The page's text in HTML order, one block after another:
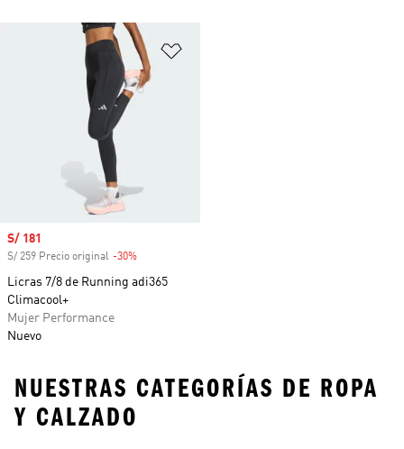
Precio de venta
S/ 181
S/ 259 Precio original -30%
Licras 7/8 de Running adi365
Climacool+
Mujer Performance
Nuevo
NUESTRAS CATEGORÍAS DE ROPA
Y CALZADO